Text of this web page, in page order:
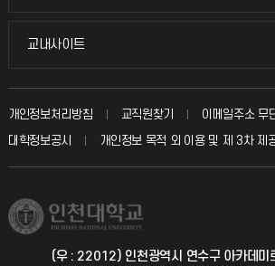
입학안내
취업정보(학생)
칭찬마당
학생서비스 지킴이
국방헬프콜
총동문회
교내사이트
교내사이트
교수회
교육혁신본부
국제지원과
개인정보처리방침 교직원찾기
이메일주소 무
대학정보공시
개인정보 목적 외 이용 및 제 3차 제
(우 : 22012) 인천광역시 연수구 아카데